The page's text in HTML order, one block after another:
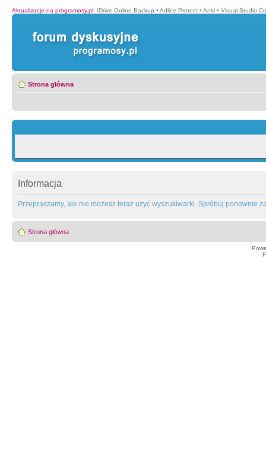
Aktualizacje na programosy.pl: IDrive Online Backup • Adlice Protect • Anki • Visual Studio
Strona główna
Informacja
Przepraszamy, ale nie możesz teraz użyć wyszukiwarki. Spróbuj ponownie
Strona główna